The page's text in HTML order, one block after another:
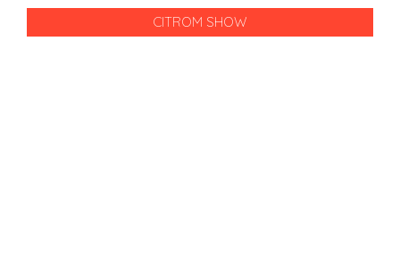
CITROM SHOW